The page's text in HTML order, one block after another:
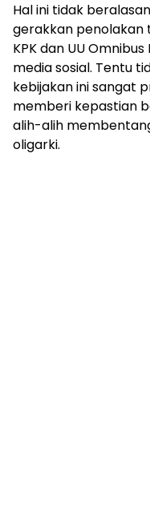
Hal ini tidak
gerakkan penolakan
KPK dan UU
media sosial. Tentu
kebijakan ini sangat
memberi kepastian
alih-alih
oligarki.